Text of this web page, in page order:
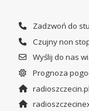
Zadzwoń do
Czujny non
Wyślij do nas
Prognoza
radioszczecin.pl